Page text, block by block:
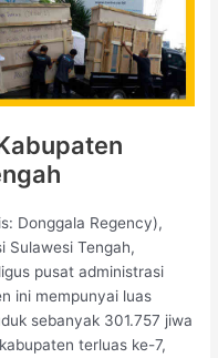
Donggala Regency),
Sulawesi Tengah,
pusat administrasi
ini mempunyai luas
sebanyak 301.757 jiwa
terluas ke-7,